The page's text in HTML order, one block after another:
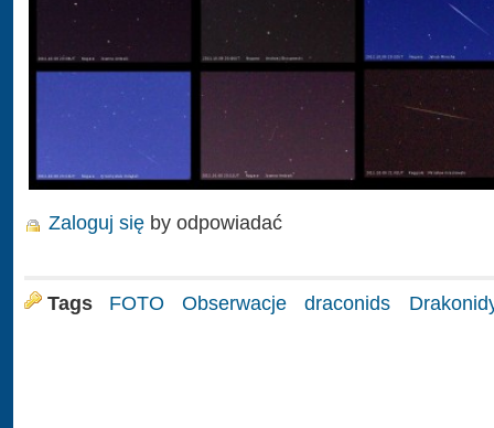
Zaloguj się by odpowiadać
Tags FOTO Obserwacje draconids